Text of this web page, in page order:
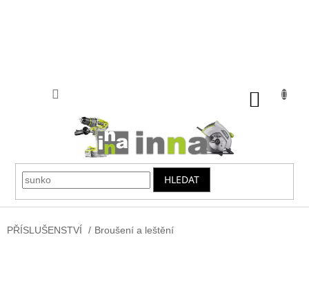
HLEDAT
PŘÍSLUŠENSTVÍ / Broušení a leštění